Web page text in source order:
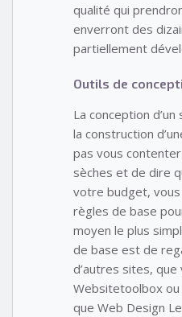
qualité qui
enverront des
partiellement
Outils de
La conception
la construction
pas vous
sèches et de dire
votre budget,
règles de base
moyen le plus
de base est de
d’autres sites,
Websitetoolbox
que Web Design